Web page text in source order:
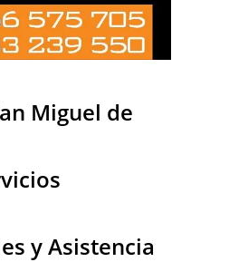
Miguel de
y Asistencia